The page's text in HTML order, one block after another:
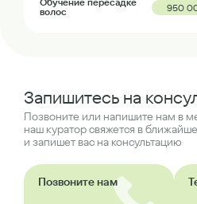
волос
950
Запишитесь на
Позвоните или напишите нам в
наш куратор свяжется в
и запишет вас на консультацию
Позвоните нам